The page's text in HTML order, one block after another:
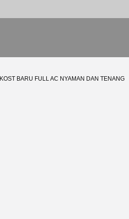
KOST BARU FULL AC NYAMAN DAN TENANG